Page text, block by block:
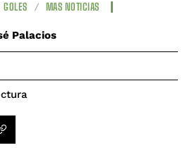
GOLES MAS NOTICIAS
Palacios